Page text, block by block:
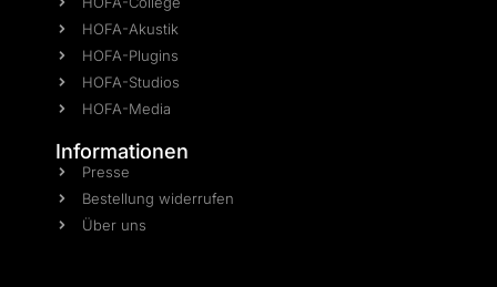
HOFA-Akustik
HOFA-Plugins
HOFA-Studios
HOFA-Media
Informationen
Presse
Bestellung widerrufen
Über uns